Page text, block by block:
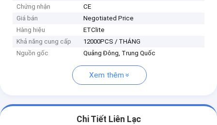
Chứng nhận
CE
Giá bán
Negotiated Price
Hàng hiệu
ETClite
Khả năng cung cấp
12000PCS / THÁNG
Nguồn gốc
Quảng Đông, Trung Quốc
Xem thêm
Chi Tiết Liên Lạc